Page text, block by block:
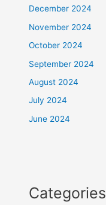
December 2024
November 2024
October 2024
September 2024
August 2024
July 2024
June 2024
Categories